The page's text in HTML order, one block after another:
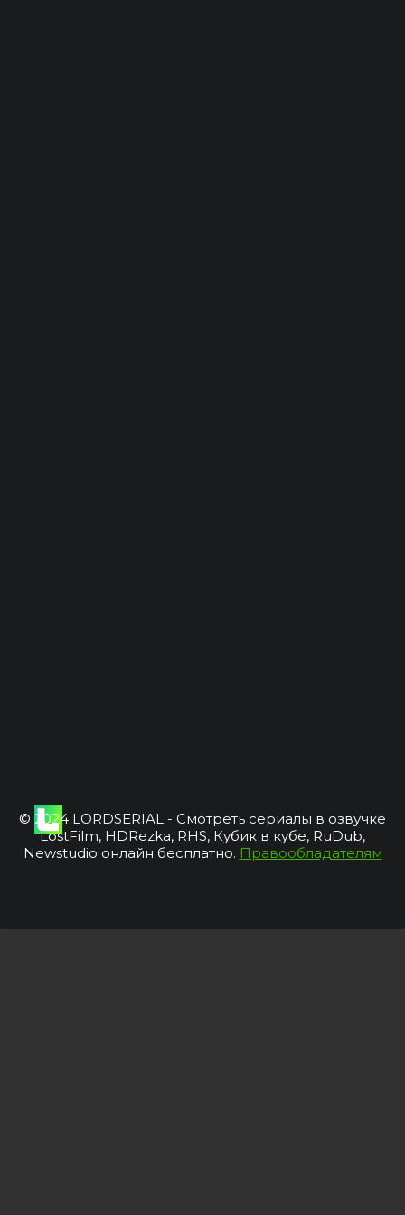
© 2024 LORDSERIAL - Смотреть сериалы в озвучке
LostFilm, HDRezka, RHS, Кубик в кубе, RuDub,
Newstudio онлайн бесплатно. Правообладателям